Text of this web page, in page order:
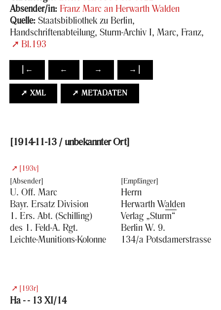
Ab­sen­der/in: Franz Marc an Her­warth Wal­den
Quel­le: Staats­bi­blio­thek zu Ber­lin,
Hand­schrif­ten­ab­tei­lung, Sturm-​Archiv I, Marc, Franz,
Bl.193
|← ← → →|
➚ XML ➚ ME­TA­DA­TEN
1914-​11-13/ un­be­kann­ter Ort]
[193v]
U. Off. Marc
Bayr. Er­satz Di­vi­si­on
1. Ers. Abt. (Schil­ling)
des 1. Feld-​A. Rgt.
Leichte-​Munitions-Kolonne
Herrn
Her­warth Walden
Ver­lag „Sturm“
Ber­lin W. 9.
134/a Pots­da­mer­stras­se
[193r]
Ha - - 13 XI/14